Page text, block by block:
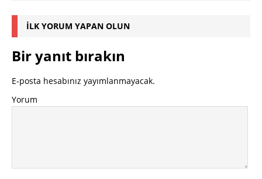
İLK YORUM YAPAN OLUN
Bir yanıt bırakın
E-posta hesabınız yayımlanmayacak.
Yorum